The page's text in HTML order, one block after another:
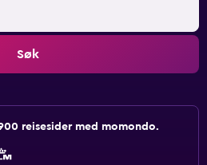
Søk
reisesider med momondo.